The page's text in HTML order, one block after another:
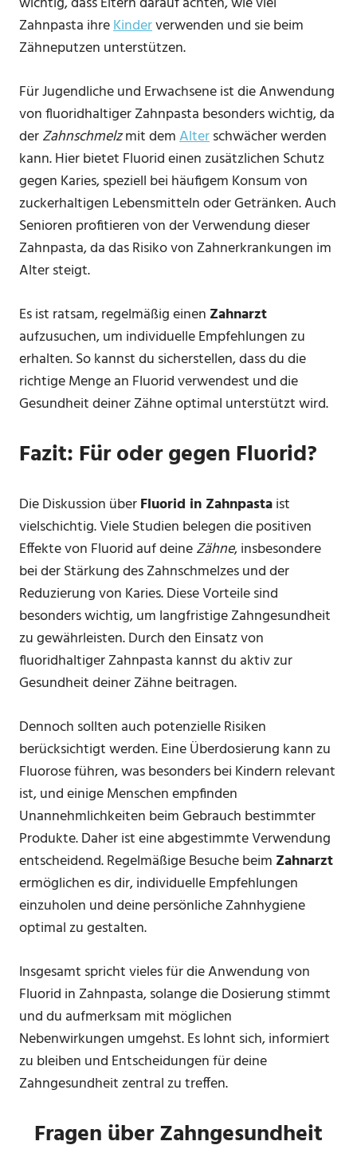
Zahnpasta ihreKinderverwenden und sie beim
Zähneputzen unterstützen.
Für Jugendliche und Erwachsene ist die Anwendung
von fluoridhaltiger Zahnpasta besonders wichtig, da
derZahnschmelzmit demAlterschwächer werden
kann. Hier bietet Fluorid einen zusätzlichen Schutz
gegen Karies, speziell bei häufigem Konsum von
zuckerhaltigen Lebensmitteln oder Getränken. Auch
Senioren profitieren von der Verwendung dieser
Zahnpasta, da das Risiko von Zahnerkrankungen im
Alter steigt.
Es ist ratsam, regelmäßig einen Zahnarzt
aufzusuchen, um individuelle Empfehlungen zu
erhalten. So kannst du sicherstellen, dass du die
richtige Menge an Fluorid verwendest und die
Gesundheit deiner Zähne optimal unterstützt wird.
Fazit: Für oder gegen Fluorid?
Die Diskussion überFluorid in Zahnpastaist
vielschichtig. Viele Studien belegen die positiven
Effekte von Fluorid auf deineZähne, insbesondere
bei der Stärkung des Zahnschmelzes und der
Reduzierung von Karies. Diese Vorteile sind
besonders wichtig, um langfristige Zahngesundheit
zu gewährleisten. Durch den Einsatz von
fluoridhaltiger Zahnpasta kannst du aktiv zur
Gesundheit deiner Zähne beitragen.
Dennoch sollten auch potenzielle Risiken
berücksichtigt werden. Eine Überdosierung kann zu
Fluorose führen, was besonders bei Kindern relevant
ist, und einige Menschen empfinden
Unannehmlichkeiten beim Gebrauch bestimmter
Produkte. Daher ist eine abgestimmte Verwendung
entscheidend. Regelmäßige Besuche beim Zahnarzt
ermöglichen es dir, individuelle Empfehlungen
einzuholen und deine persönliche Zahnhygiene
optimal zu gestalten.
Insgesamt spricht vieles für die Anwendung von
Fluorid in Zahnpasta, solange die Dosierung stimmt
und du aufmerksam mit möglichen
Nebenwirkungen umgehst. Es lohnt sich, informiert
zu bleiben und Entscheidungen für deine
Zahngesundheit zentral zu treffen.
Fragen über Zahngesundheit